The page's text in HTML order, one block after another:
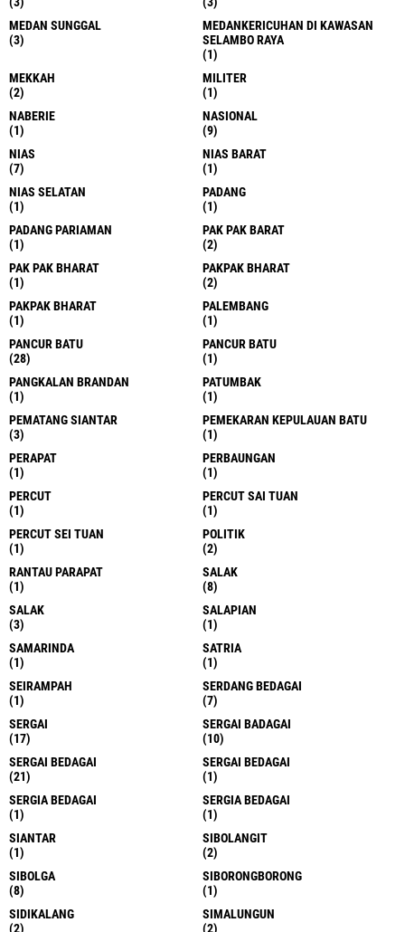
MEDAN SUNGGAL
(3)
MEDANKERICUHAN DI KAWASAN
SELAMBO RAYA
(1)
MEKKAH
(2)
MILITER
(1)
NABERIE
(1)
NASIONAL
(9)
NIAS
(7)
NIAS BARAT
(1)
NIAS SELATAN
(1)
PADANG
(1)
PADANG PARIAMAN
(1)
PAK PAK BARAT
(2)
PAK PAK BHARAT
(1)
PAKPAK BHARAT
(2)
PAKPAK BHARAT
(1)
PALEMBANG
(1)
PANCUR BATU
(28)
PANCUR BATU
(1)
PANGKALAN BRANDAN
(1)
PATUMBAK
(1)
PEMATANG SIANTAR
(3)
PEMEKARAN KEPULAUAN BATU
(1)
PERAPAT
(1)
PERBAUNGAN
(1)
PERCUT
(1)
PERCUT SAI TUAN
(1)
PERCUT SEI TUAN
(1)
POLITIK
(2)
RANTAU PARAPAT
(1)
SALAK
(8)
SALAK
(3)
SALAPIAN
(1)
SAMARINDA
(1)
SATRIA
(1)
SEIRAMPAH
(1)
SERDANG BEDAGAI
(7)
SERGAI
(17)
SERGAI BADAGAI
(10)
SERGAI BEDAGAI
(21)
SERGAI BEDAGAI
(1)
SERGIA BEDAGAI
(1)
SERGIA BEDAGAI
(1)
SIANTAR
(1)
SIBOLANGIT
(2)
SIBOLGA
(8)
SIBORONGBORONG
(1)
SIDIKALANG
(2)
SIMALUNGUN
(2)